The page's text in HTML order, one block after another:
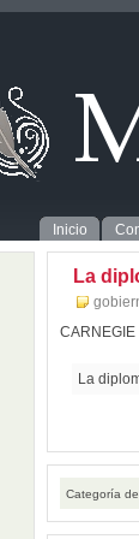
Inicio
La
CARNEGIE
La
Categoría